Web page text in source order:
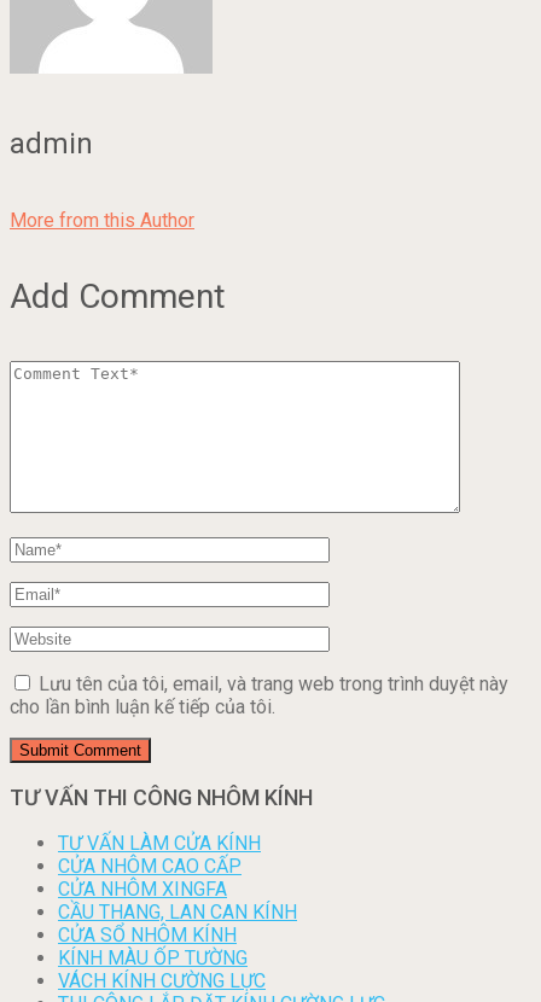
admin
More from this Author
Add Comment
Lưu tên của tôi, email, và trang web trong trình duyệt này
cho lần bình luận kế tiếp của tôi.
TƯ VẤN THI CÔNG NHÔM KÍNH
TƯ VẤN LÀM CỬA KÍNH
CỬA NHÔM CAO CẤP
CỬA NHÔM XINGFA
CẦU THANG, LAN CAN KÍNH
CỬA SỔ NHÔM KÍNH
KÍNH MÀU ỐP TƯỜNG
VÁCH KÍNH CƯỜNG LỰC